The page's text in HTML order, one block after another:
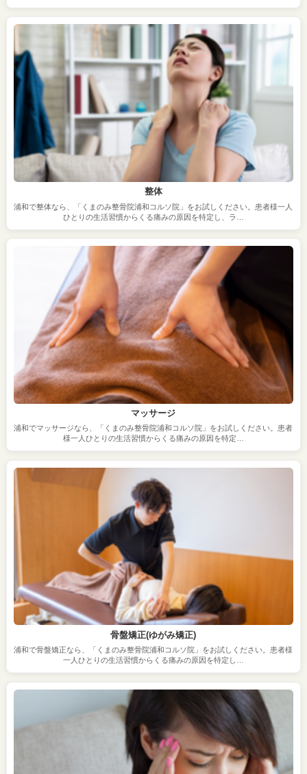
整体
浦和で整体なら、「くまのみ整骨院浦和コルソ院」をお試しください。患者様一人
ひとりの生活習慣からくる痛みの原因を特定し、ラ…
マッサージ
浦和でマッサージなら、「くまのみ整骨院浦和コルソ院」をお試しください。患者
様一人ひとりの生活習慣からくる痛みの原因を特定…
骨盤矯正(ゆがみ矯正)
浦和で骨盤矯正なら、「くまのみ整骨院浦和コルソ院」をお試しください。患者様
一人ひとりの生活習慣からくる痛みの原因を特定し…